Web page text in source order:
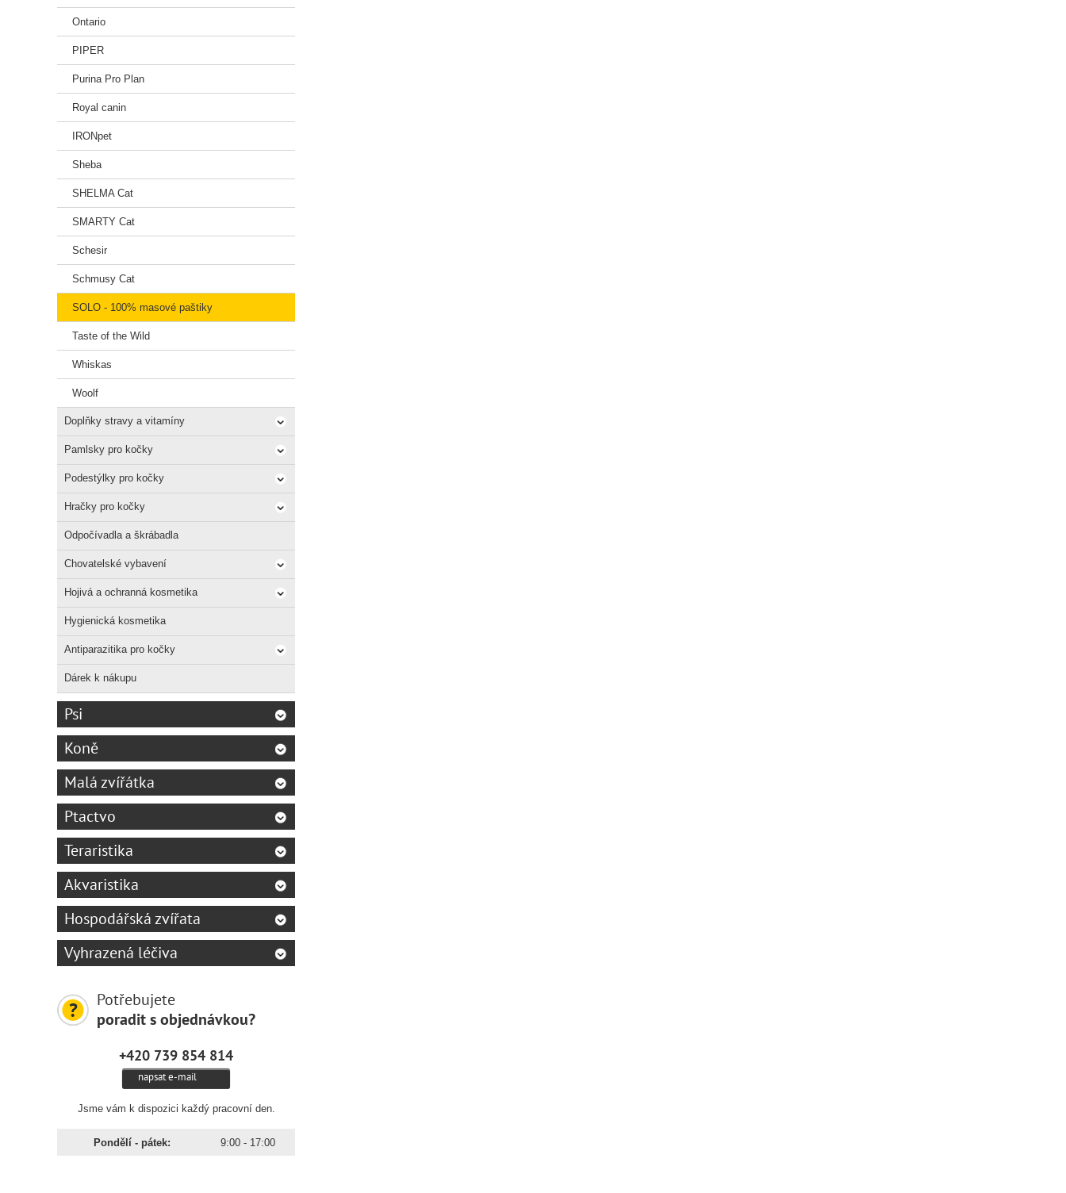
Ontario
PIPER
Purina Pro Plan
Royal canin
IRONpet
Sheba
SHELMA Cat
SMARTY Cat
Schesir
Schmusy Cat
SOLO - 100% masové paštiky
Taste of the Wild
Whiskas
Woolf
Doplňky stravy a vitamíny
Pamlsky pro kočky
Podestýlky pro kočky
Hračky pro kočky
Odpočívadla a škrábadla
Chovatelské vybavení
Hojivá a ochranná kosmetika
Hygienická kosmetika
Antiparazitika pro kočky
Dárek k nákupu
Psi
Koně
Malá zvířátka
Ptactvo
Teraristika
Akvaristika
Hospodářská zvířata
Vyhrazená léčiva
Potřebujete
poradit s objednávkou?
+420 739 854 814
napsat e-mail
Jsme vám k dispozici každý pracovní den.
Pondělí - pátek: 9:00 - 17:00